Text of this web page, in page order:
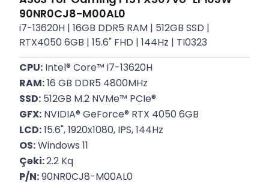
90NR0CJ8-M00AL0
i7-13620H | 16GB DDR5 RAM | 512GB SSD |
RTX4050 6GB | 15.6" FHD | 144Hz | TI0323
CPU: Intel® Core™ i7-13620H
RAM: 16 GB DDR5 4800MHz
SSD: 512GB M.2 NVMe™ PCIe®
GFX: NVIDIA® GeForce® RTX 4050 6GB
LCD: 15.6", 1920x1080, IPS, 144Hz
OS: Windows 11
Çəki: 2.2 Kq
P/N: 90NR0CJ8-M00AL0